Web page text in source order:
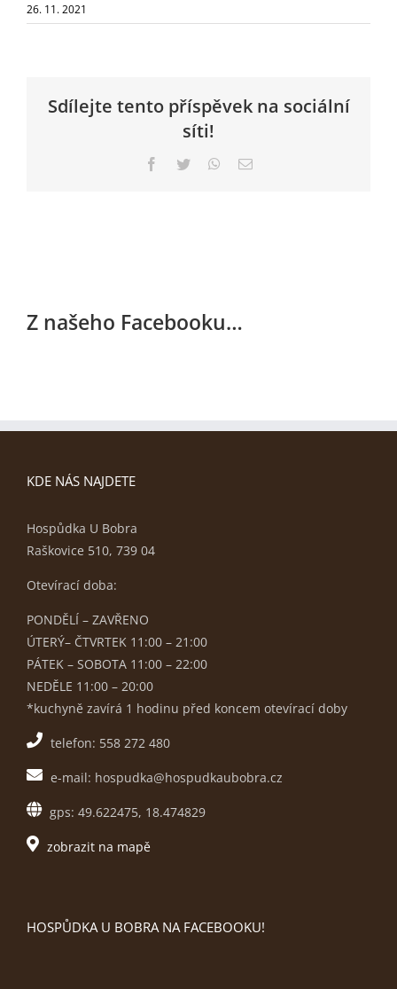
26. 11. 2021
Sdílejte tento příspěvek na sociální
síti!
Facebook
Twitter WhatsApp
E-
Z našeho Facebooku…
KDE NÁS NAJDETE
Hospůdka U Bobra
Raškovice 510, 739 04
Otevírací doba:
PONDĚLÍ – ZAVŘENO
ÚTERÝ– ČTVRTEK 11:00 – 21:00
PÁTEK – SOBOTA 11:00 – 22:00
NEDĚLE 11:00 – 20:00
*kuchyně zavírá 1 hodinu před koncem otevírací doby
telefon: 558 272 480
e-mail: hospudka@hospudkaubobra.cz
gps: 49.622475, 18.474829
zobrazit na mapě
HOSPŮDKA U BOBRA NA FACEBOOKU!